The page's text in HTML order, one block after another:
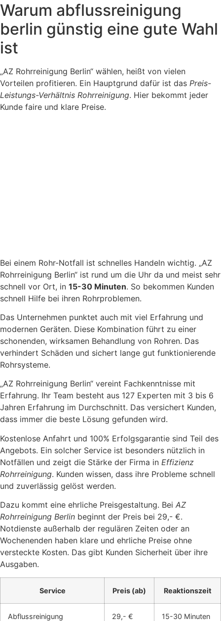
Warum abflussreinigung
berlin günstig eine gute Wahl
ist
„AZ Rohrreinigung Berlin“ wählen, heißt von vielen
Vorteilen profitieren. Ein Hauptgrund dafür ist das Preis-
Leistungs-Verhältnis Rohrreinigung. Hier bekommt jeder
Kunde faire und klare Preise.
Bei einem Rohr-Notfall ist schnelles Handeln wichtig. „AZ
Rohrreinigung Berlin“ ist rund um die Uhr da und meist sehr
schnell vor Ort, in 15-30 Minuten. So bekommen Kunden
schnell Hilfe bei ihren Rohrproblemen.
Das Unternehmen punktet auch mit viel Erfahrung und
modernen Geräten. Diese Kombination führt zu einer
schonenden, wirksamen Behandlung von Rohren. Das
verhindert Schäden und sichert lange gut funktionierende
Rohrsysteme.
„AZ Rohrreinigung Berlin“ vereint Fachkenntnisse mit
Erfahrung. Ihr Team besteht aus 127 Experten mit 3 bis 6
Jahren Erfahrung im Durchschnitt. Das versichert Kunden,
dass immer die beste Lösung gefunden wird.
Kostenlose Anfahrt und 100% Erfolgsgarantie sind Teil des
Angebots. Ein solcher Service ist besonders nützlich in
Notfällen und zeigt die Stärke der Firma in Effizienz
Rohrreinigung. Kunden wissen, dass ihre Probleme schnell
und zuverlässig gelöst werden.
Dazu kommt eine ehrliche Preisgestaltung. Bei AZ
Rohrreinigung Berlin beginnt der Preis bei 29,- €.
Notdienste außerhalb der regulären Zeiten oder an
Wochenenden haben klare und ehrliche Preise ohne
versteckte Kosten. Das gibt Kunden Sicherheit über ihre
Ausgaben.
Service Preis (ab) Reaktionszeit
Abflussreinigung 29,- € 15-30 Minuten